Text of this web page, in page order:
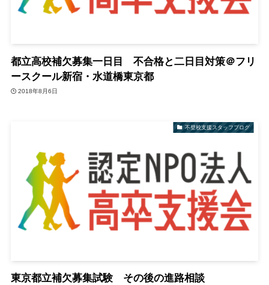
都立高校補欠募集一日目 不合格と二日目対策＠フリ
ースクール新宿・水道橋東京都
2018年8月6日
不登校支援スタッフブログ
東京都立補欠募集試験 その後の進路相談